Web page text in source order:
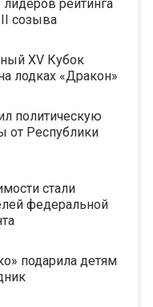
рейтинга
созыва
XV Кубок
лодках «Дракон»
политическую
от Республики
стали
федеральной
подарила детям